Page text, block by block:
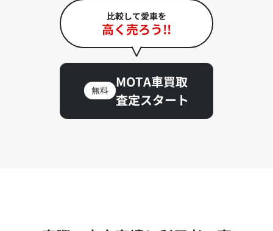
比較して愛車を
高く売ろう!!
無料
MOTA車買取
査定スタート